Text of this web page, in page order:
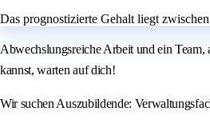
Das prognostizierte Gehalt liegt
Abwechslungsreiche Arbeit und ein Team,
kannst, warten auf dich!
Wir suchen Auszubildende: